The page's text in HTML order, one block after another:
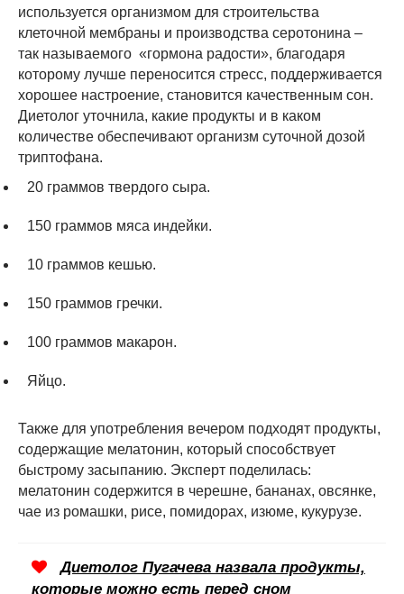
используется организмом для строительства
клеточной мембраны и производства серотонина –
так называемого «гормона радости», благодаря
которому лучше переносится стресс, поддерживается
хорошее настроение, становится качественным сон.
Диетолог уточнила, какие продукты и в каком
количестве обеспечивают организм суточной дозой
триптофана.
20 граммов твердого сыра.
150 граммов мяса индейки.
10 граммов кешью.
150 граммов гречки.
100 граммов макарон.
Яйцо.
Также для употребления вечером подходят продукты,
содержащие мелатонин, который способствует
быстрому засыпанию. Эксперт поделилась:
мелатонин содержится в черешне, бананах, овсянке,
чае из ромашки, рисе, помидорах, изюме, кукурузе.
Диетолог Пугачева назвала продукты,
которые можно есть перед сном